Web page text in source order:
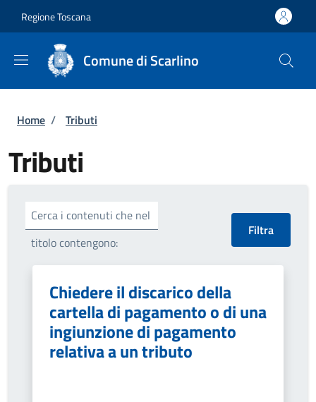
Regione Toscana
Comune di Scarlino
Briciole di pane
Home / Tributi
Tributi
Cerca i contenuti che nel
titolo contengono:
Chiedere il discarico della
cartella di pagamento o di una
ingiunzione di pagamento
relativa a un tributo